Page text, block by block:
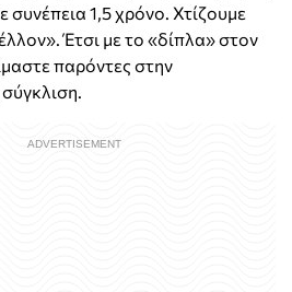
συνέπεια 1,5 χρόνο. Χτίζουμε
Έτσι με το «δίπλα» στον
παρόντες στην